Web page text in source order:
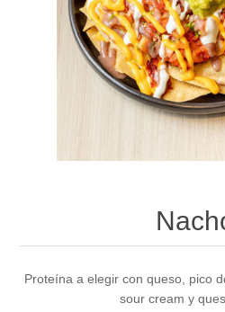
Proteína a elegir con queso, pico
sour cream y